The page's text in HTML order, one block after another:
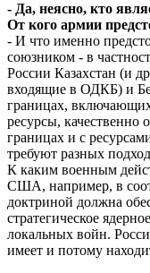
- Да, неясно, кто
От кого армии
- И что именно
союзником - в
России Казахстан (и
входящие в ОДКБ) и
границах,
ресурсы, качественно
границах и с
требуют разных
К каким военным
США, например, в
доктриной должна
стратегическое
локальных войн.
имеет и потому